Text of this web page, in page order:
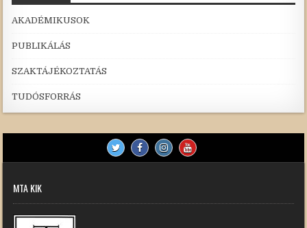
AKADÉMIKUSOK
PUBLIKÁLÁS
SZAKTÁJÉKOZTATÁS
TUDÓSFORRÁS
MTA KIK